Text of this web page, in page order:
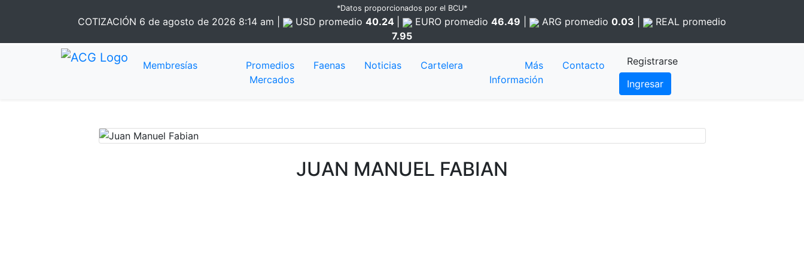
*Datos proporcionados por el BCU*
COTIZACIÓN 6 de agosto de 2026 8:14 am USD promedio 40.24 EURO promedio 46.49 ARG promedio 0.03 REAL promedio
7.95
Membresías
Promedios
Mercados
Faenas Noticias Cartelera
Más
Información
Contacto
Registrarse
Ingresar
JUAN MANUEL FABIAN